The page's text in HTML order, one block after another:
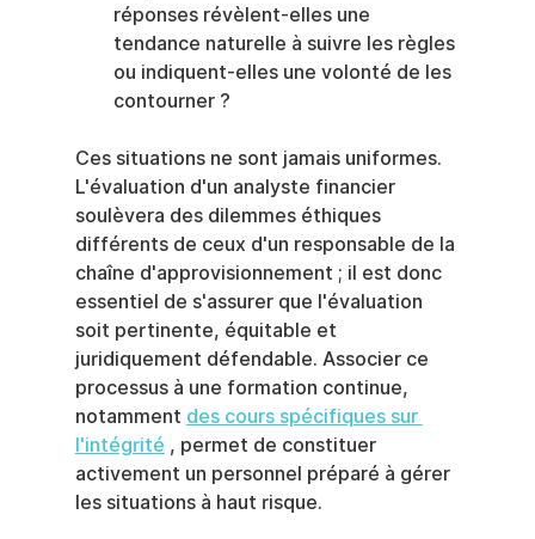
réponses révèlent-elles une
tendance naturelle à suivre les règles
ou indiquent-elles une volonté de les
contourner ?
Ces situations ne sont jamais uniformes.
L'évaluation d'un analyste financier
soulèvera des dilemmes éthiques
différents de ceux d'un responsable de la
chaîne d'approvisionnement ; il est donc
essentiel de s'assurer que l'évaluation
soit pertinente, équitable et
juridiquement défendable. Associer ce
processus à une formation continue,
notamment des cours spécifiques sur
l'intégrité , permet de constituer
activement un personnel préparé à gérer
les situations à haut risque.